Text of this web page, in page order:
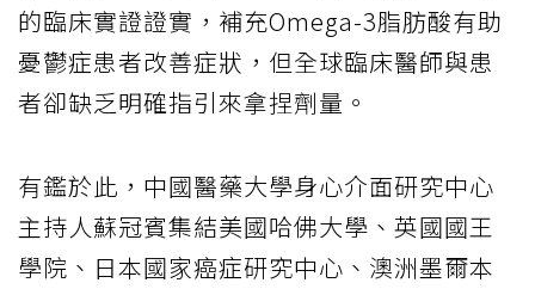
的臨床實證證實，補充Omega-3脂肪酸有助
憂鬱症患者改善症狀，但全球臨床醫師與患
者卻缺乏明確指引來拿捏劑量。
有鑑於此，中國醫藥大學身心介面研究中心
主持人蘇冠賓集結美國哈佛大學、英國國王
學院、日本國家癌症研究中心、澳洲墨爾本